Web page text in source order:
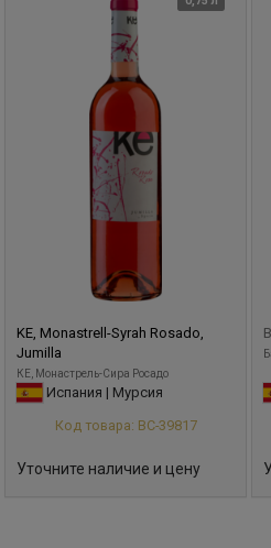
момента бутилирования.
происходят с участков Сampo
состоят из известняка, 5%
как наиболее питкие и
землях Campo Abajo, на
KE, Monastrell-Syrah Rosado,
Jumilla
КЕ, Монастрель-Сира Росадо
Испания | Мурсия
Код товара: ВС-39817
Уточните наличие и цену